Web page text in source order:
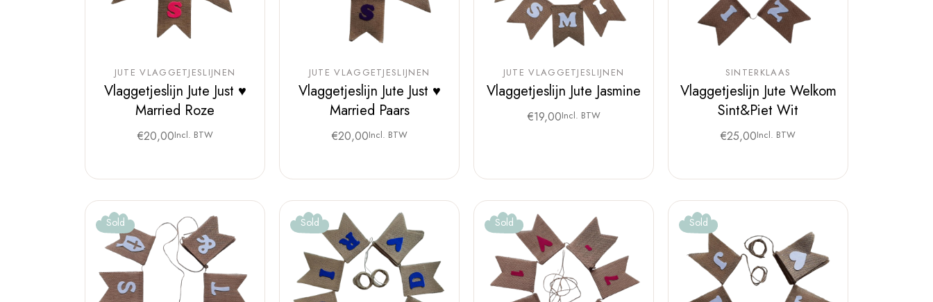
JUTE VLAGGETJESLIJNEN
Vlaggetjeslijn Jute Just ♥
Married Roze
€20,00Incl. BTW
JUTE VLAGGETJESLIJNEN
Vlaggetjeslijn Jute Just ♥
Married Paars
€20,00Incl. BTW
JUTE VLAGGETJESLIJNEN
Vlaggetjeslijn Jute Jasmine
€19,00Incl. BTW
SINTERKLAAS
Vlaggetjeslijn Jute Welkom
Sint&Piet Wit
€25,00Incl. BTW
Sold Sold Sold Sold